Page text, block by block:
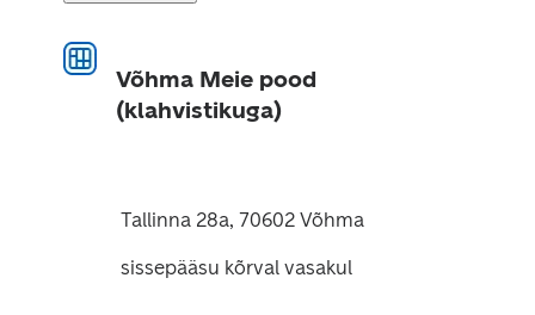
Võhma Meie pood
(klahvistikuga)
Tallinna 28a, 70602 Võhma
sissepääsu kõrval vasakul